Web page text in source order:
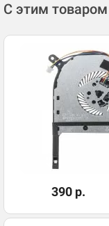
С этим
390 р.